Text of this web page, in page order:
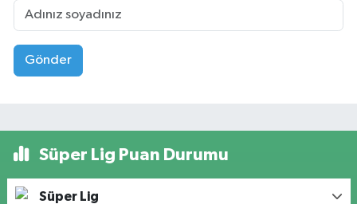
Gönder
Süper Lig Puan Durumu
Süper Lig